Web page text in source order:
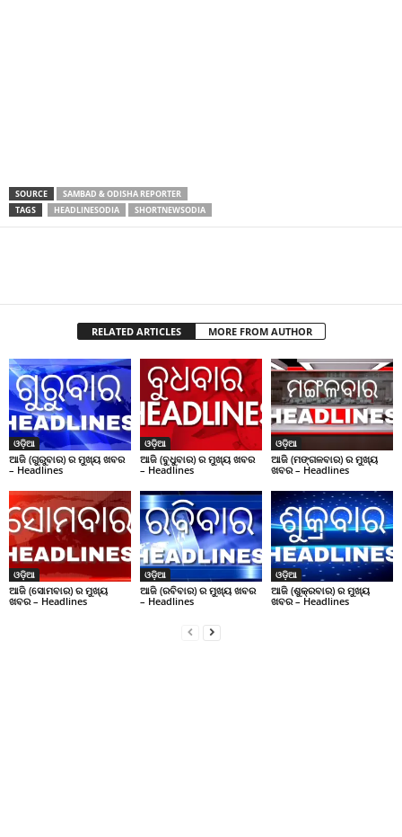
SOURCE
SAMBAD & ODISHA REPORTER
TAGS
HEADLINESODIA SHORTNEWSODIA
RELATED ARTICLES MORE FROM AUTHOR
ଓଡ଼ିଆ
ଆଜି (ଗୁରୁବାର) ର ମୁଖ୍ୟ ଖବର
– Headlines
ଓଡ଼ିଆ
ଆଜି (ବୁଧୁବାର) ର ମୁଖ୍ୟ ଖବର
– Headlines
ଓଡ଼ିଆ
ଆଜି (ମଙ୍ଗଳବାର) ର ମୁଖ୍ୟ
ଖବର – Headlines
ଓଡ଼ିଆ
ଆଜି (ସୋମବାର) ର ମୁଖ୍ୟ
ଖବର – Headlines
ଓଡ଼ିଆ
ଆଜି (ରବିବାର) ର ମୁଖ୍ୟ ଖବର
– Headlines
ଓଡ଼ିଆ
ଆଜି (ଶୁକ୍ରବାର) ର ମୁଖ୍ୟ
ଖବର – Headlines